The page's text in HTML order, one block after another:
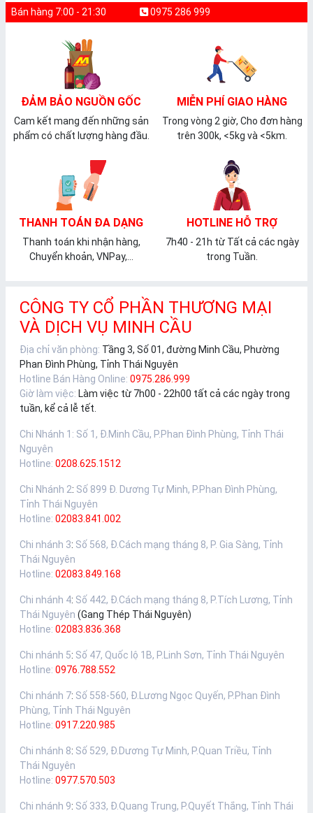
Bán hàng 7:00 - 21:30 0975 286 999
ĐẢM BẢO NGUỒN GỐC
Cam kết mang đến những sản
phẩm có chất lượng hàng đầu.
MIỄN PHÍ GIAO HÀNG
Trong vòng 2 giờ, Cho đơn hàng
trên 300k, <5kg và <5km.
THANH TOÁN ĐA DẠNG
Thanh toán khi nhận hàng,
Chuyển khoản, VNPay,...
HOTLINE HỖ TRỢ
7h40 - 21h từ Tất cả các ngày
trong Tuần.
CÔNG TY CỔ PHẦN THƯƠNG MẠI
VÀ DỊCH VỤ MINH CẦU
Địa chỉ văn phòng: Tầng 3, Số 01, đường Minh Cầu, Phường
Phan Đình Phùng, Tỉnh Thái Nguyên
Hotline Bán Hàng Online: 0975.286.999
Giờ làm việc: Làm việc từ 7h00 - 22h00 tất cả các ngày trong
tuần, kể cả lễ tết.
Chi Nhánh 1 : Số 1, Đ.Minh Cầu, P.Phan Đình Phùng, Tỉnh Thái
Nguyên
Hotline: 0208.625.1512
Chi Nhánh 2: Số 899 Đ. Dương Tự Minh, P.Phan Đình Phùng,
Tỉnh Thái Nguyên
Hotline: 02083.841.002
Chi nhánh 3: Số 568, Đ.Cách mạng tháng 8, P. Gia Sàng, Tỉnh
Thái Nguyên
Hotline: 02083.849.168
Chi nhánh 4: Số 442, Đ.Cách mạng tháng 8, P.Tích Lương, Tỉnh
Thái Nguyên (Gang Thép Thái Nguyên)
Hotline: 02083.836.368
Chi nhánh 5: Số 47, Quốc lộ 1B, P.Linh Sơn, Tỉnh Thái Nguyên
Hotline: 0976.788.552
Chi nhánh 7: Số 558-560, Đ.Lương Ngọc Quyến, P.Phan Đình
Phùng, Tỉnh Thái Nguyên
Hotline: 0917.220.985
Chi nhánh 8: Số 529, Đ.Dương Tự Minh, P.Quan Triều, Tỉnh
Thái Nguyên
Hotline: 0977.570.503
Chi nhánh 9: Số 333, Đ.Quang Trung, P.Quyết Thắng, Tỉnh Thái